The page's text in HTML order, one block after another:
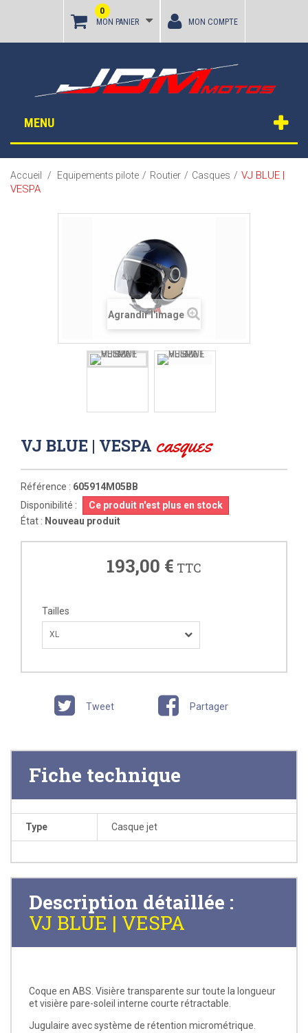
MON PANIER
0
MON COMPTE
MENU
Accueil / Equipements pilote / Routier / Casques / VJ BLUE |
VESPA
Agrandir l'image
VJ BLUE | VESPA casques
Référence : 605914M05BB
Disponibilité :
Ce produit n'est plus en stock
État : Nouveau produit
193,00 € TTC
Tailles
XL
Tweet Partager
Fiche technique
Type Casque jet
Description détaillée :
VJ BLUE | VESPA
Coque en ABS. Visière transparente sur toute la longueur
et visière pare-soleil interne courte rétractable.
Jugulaire avec système de rétention micrométrique.